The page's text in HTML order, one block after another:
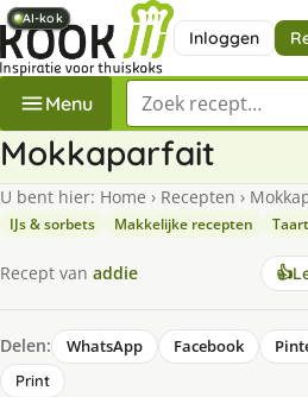
Inloggen
Menu Zoek een recept
Mokkaparfait
U bent hier: Home › Recepten ›
IJs & sorbets Makkelijke recepten
Recept van addie 👍
Delen: WhatsApp Facebook
Print
AI-kok
AI-kok
AI-kok
AI-kok